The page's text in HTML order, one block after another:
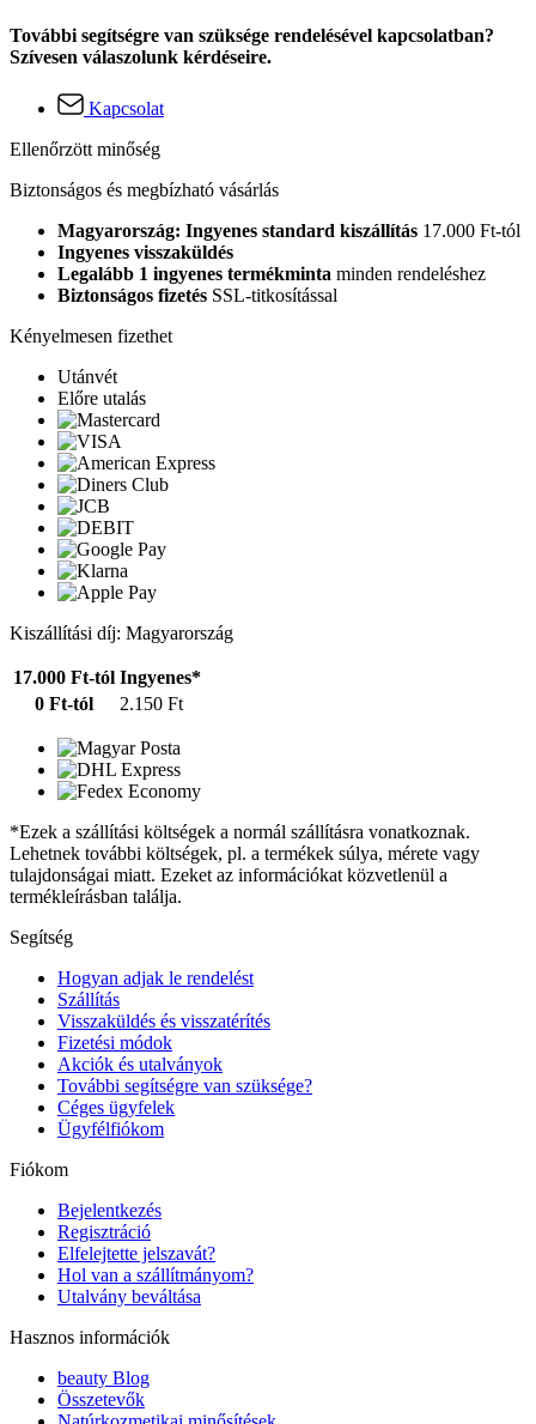
További segítségre van szüksége rendelésével kapcsolatban?
Szívesen válaszolunk kérdéseire.
Kapcsolat
Ellenőrzött minőség
Biztonságos és megbízható vásárlás
Magyarország: Ingyenes standard kiszállítás 17.000 Ft-tól
Ingyenes visszaküldés
Legalább 1 ingyenes termékminta minden rendeléshez
Biztonságos fizetés SSL-titkosítással
Kényelmesen fizethet
Utánvét
Előre utalás
Kiszállítási díj: Magyarország
17.000 Ft-tól Ingyenes*
0 Ft-tól
2.150 Ft
*Ezek a szállítási költségek a normál szállításra vonatkoznak.
Lehetnek további költségek, pl. a termékek súlya, mérete vagy
tulajdonságai miatt. Ezeket az információkat közvetlenül a
termékleírásban találja.
Segítség
Hogyan adjak le rendelést
Szállítás
Visszaküldés és visszatérítés
Fizetési módok
Akciók és utalványok
További segítségre van szüksége?
Céges ügyfelek
Ügyfélfiókom
Fiókom
Bejelentkezés
Regisztráció
Elfelejtette jelszavát?
Hol van a szállítmányom?
Utalvány beváltása
Hasznos információk
beauty Blog
Összetevők